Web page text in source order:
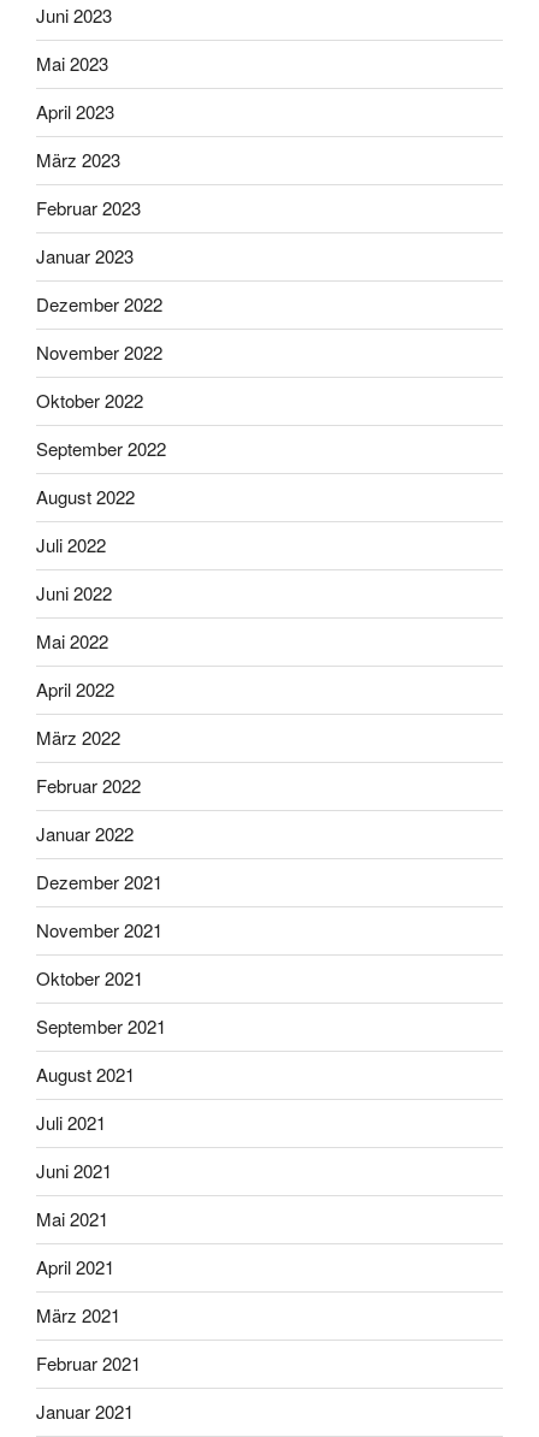
Juni 2023
Mai 2023
April 2023
März 2023
Februar 2023
Januar 2023
Dezember 2022
November 2022
Oktober 2022
September 2022
August 2022
Juli 2022
Juni 2022
Mai 2022
April 2022
März 2022
Februar 2022
Januar 2022
Dezember 2021
November 2021
Oktober 2021
September 2021
August 2021
Juli 2021
Juni 2021
Mai 2021
April 2021
März 2021
Februar 2021
Januar 2021